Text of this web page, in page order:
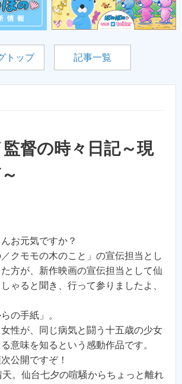
トップ 記事一覧
督の時々日記～現
お元気ですか？
クモモの木のこと」の宣伝担当とし
方が、新作映画の宣伝担当として仙
ゃると聞き、行って参りましたよ、
の手紙」。
性が、同じ病気と闘う十五歳の少女
意味を知るという感動作品です。
公開ですぞ！
。仙台七夕の喧騒からちょっと離れ